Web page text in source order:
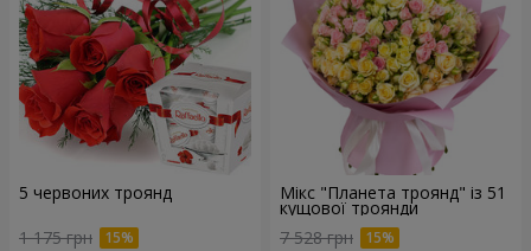
5 червоних троянд
1 175 грн
Мікс "Планета троянд" із 51
кущової троянди
7 528 грн